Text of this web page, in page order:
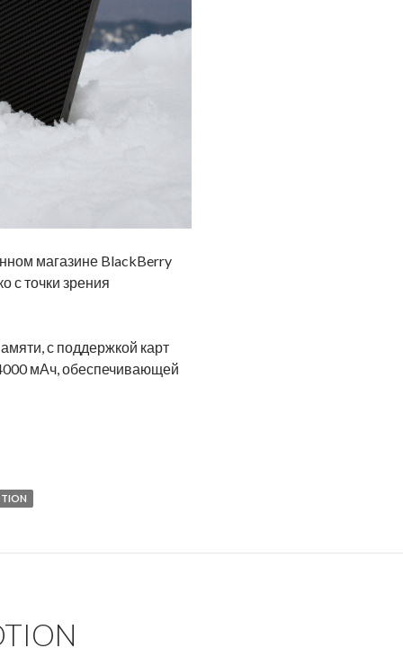
магазине BlackBerry
с точки зрения
с поддержкой карт
мАч, обеспечивающей